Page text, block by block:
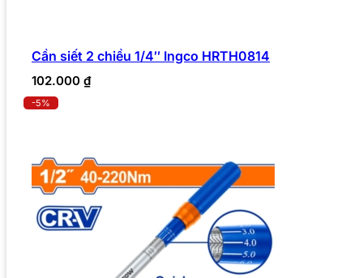
Cần siết 2 chiều 1/4″ Ingco HRTH0814
102.000 ₫
-5%